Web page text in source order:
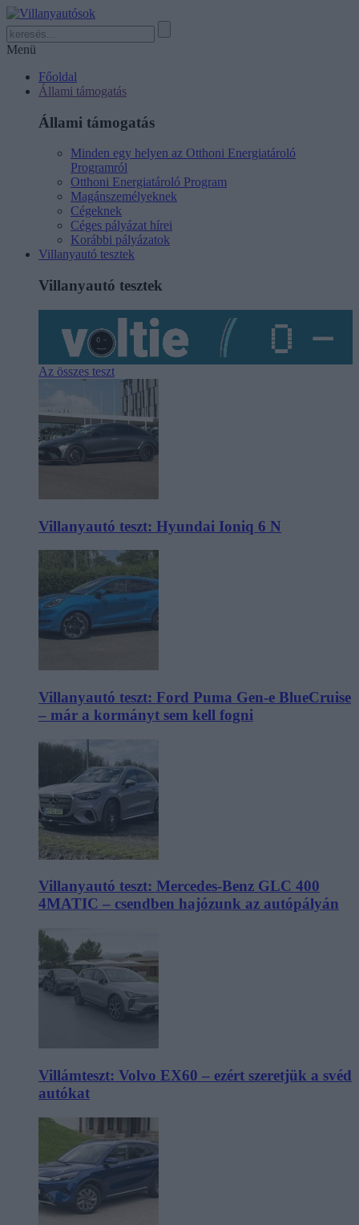
Menü
Főoldal
Állami támogatás
Állami támogatás
Minden egy helyen az Otthoni Energiatároló
Programról
Otthoni Energiatároló Program
Magánszemélyeknek
Cégeknek
Céges pályázat hírei
Korábbi pályázatok
Villanyautó tesztek
Villanyautó tesztek
Az összes teszt
Villanyautó teszt: Hyundai Ioniq 6 N
Villanyautó teszt: Ford Puma Gen-e BlueCruise
– már a kormányt sem kell fogni
Villanyautó teszt: Mercedes-Benz GLC 400
4MATIC – csendben hajózunk az autópályán
Villámteszt: Volvo EX60 – ezért szeretjük a svéd
autókat